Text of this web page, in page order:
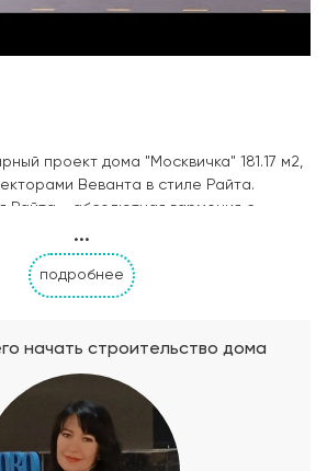
проект дома "Москвичка" 181.17 м2,
Веванта в стиле Райта.
Райта - абсолютная гармония с
востребован. Природные тона,
окон и света - все это
надежду на счастливое будущее в
дома. На первом этаже
спальня, санузел, гардеробная,
Второй этаж - место отдыха
3 спальных комнаты, два
напомнить, что проект
...
подробнее
начать строительство дома